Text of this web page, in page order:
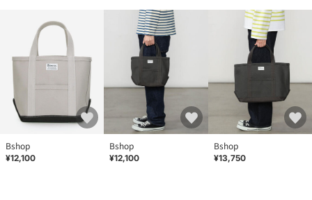
Bshop
¥12,100
Bshop
¥12,100
Bshop
¥13,750